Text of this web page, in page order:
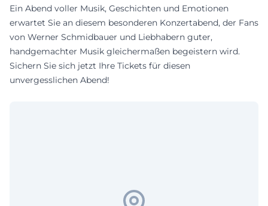
Ein Abend voller Musik, Geschichten und Emotionen
erwartet Sie an diesem besonderen Konzertabend, der Fans
von Werner Schmidbauer und Liebhabern guter,
handgemachter Musik gleichermaßen begeistern wird.
Sichern Sie sich jetzt Ihre Tickets für diesen
unvergesslichen Abend!